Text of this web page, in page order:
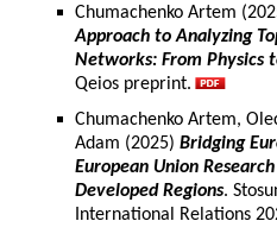
Chumachenko Artem
Approach to Analyzing
Networks: From Physics
Qeios preprint.
Chumachenko Artem,
Adam (2025) Bridging
European Union
Developed Regions.
International Relations